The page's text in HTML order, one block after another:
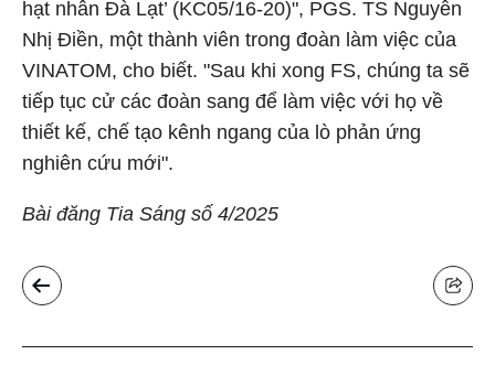
hạt nhân Đà Lạt’ (KC05/16-20)", PGS. TS Nguyễn
Nhị Điền, một thành viên trong đoàn làm việc của
VINATOM, cho biết. "Sau khi xong FS, chúng ta sẽ
tiếp tục cử các đoàn sang để làm việc với họ về
thiết kế, chế tạo kênh ngang của lò phản ứng
nghiên cứu mới".
Bài đăng Tia Sáng số 4/2025